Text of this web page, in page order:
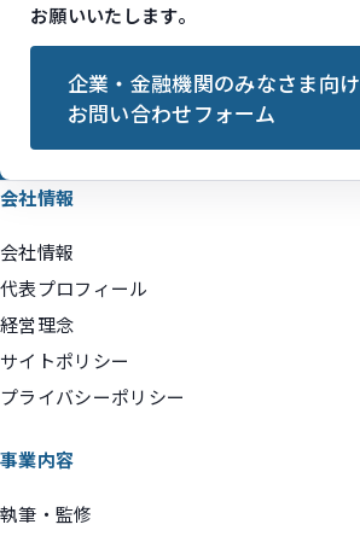
お願いいたします。
企業・金融機関のみなさま向け
お問い合わせフォーム
会社情報
会社情報
代表プロフィール
経営理念
サイトポリシー
プライバシーポリシー
事業内容
執筆・監修